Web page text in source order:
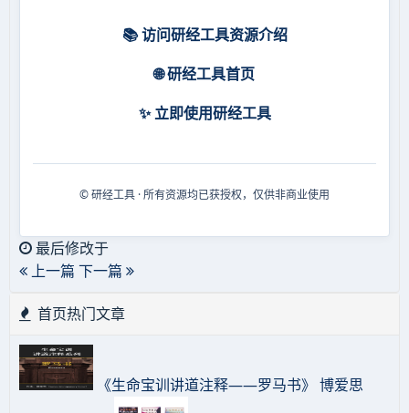
📚 访问研经工具资源介绍
🌐 研经工具首页
✨ 立即使用研经工具
© 研经工具 · 所有资源均已获授权，仅供非商业使用
最后修改于
上一篇 下一篇
首页热门文章
《生命宝训讲道注释——罗马书》 博爱思